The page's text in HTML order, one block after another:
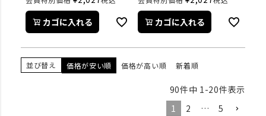
カゴに入れる カゴに入れる
並び替え 価格が安い順 価格が高い順 新着順
90件中 1 -20件表示
1
2 … 5